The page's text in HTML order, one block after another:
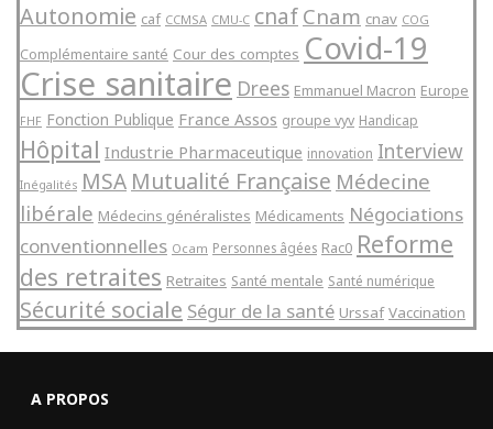
Autonomie caf CCMSA CMU-C cnaf Cnam cnav COG
Complémentaire santé Cour des comptes Covid-19
Crise sanitaire Drees Emmanuel Macron Europe
FHF Fonction Publique France Assos groupe vyv Handicap
Hôpital Industrie Pharmaceutique innovation Interview
Inégalités MSA Mutualité Française Médecine
libérale Médecins généralistes Médicaments Négociations
conventionnelles Ocam Personnes âgées Rac0 Reforme
des retraites Retraites Santé mentale Santé numérique
Sécurité sociale Ségur de la santé Urssaf Vaccination
A PROPOS